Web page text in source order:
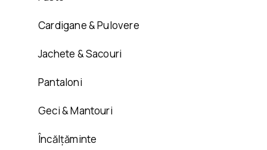
Cardigane & Pulovere
Jachete & Sacouri
Pantaloni
Geci & Mantouri
Încălțăminte